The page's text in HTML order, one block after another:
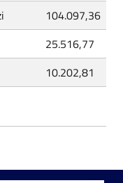
104.097,36
25.516,77
10.202,81